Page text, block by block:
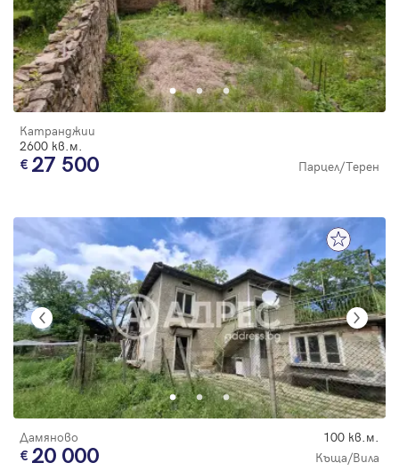
Катранджии
2600 кв.м.
27 500 Парцел/Терен
Дамяново 100 кв.м.
20 000 Къща/Вила